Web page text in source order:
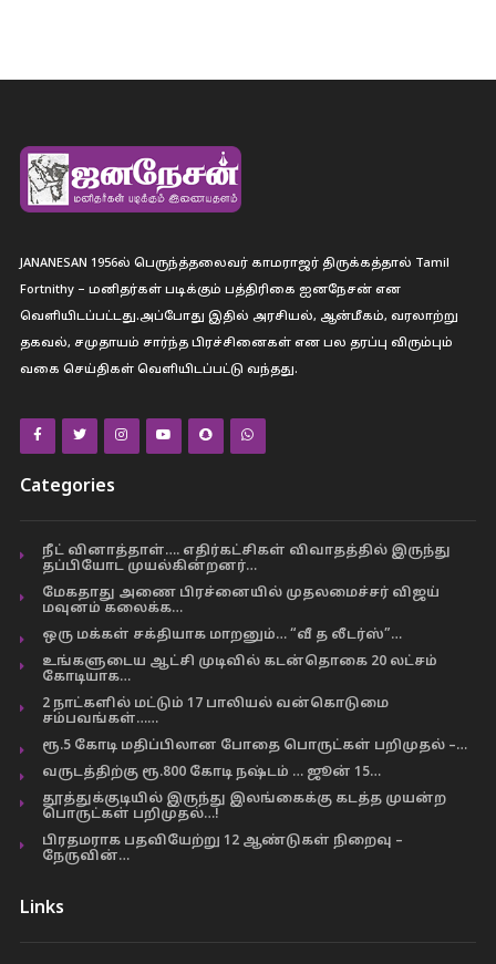
JANANESAN 1956ல் பெருந்த்தலைவர் காமராஜர் திருக்கத்தால் Tamil
Fortnithy – மனிதர்கள் படிக்கும் பத்திரிகை ஐனநேசன் என
வெளியிடப்பட்டது.அப்போது இதில் அரசியல், ஆன்மீகம், வரலாற்று
தகவல், சமுதாயம் சார்ந்த பிரச்சினைகள் என பல தரப்பு விரும்பும்
வகை செய்திகள் வெளியிடப்பட்டு வந்தது.
Categories
நீட் வினாத்தாள்…. எதிர்கட்சிகள் விவாதத்தில் இருந்து
தப்பியோட முயல்கின்றனர்…
மேகதாது அணை பிரச்னையில் முதலமைச்சர் விஜய்
மவுனம் கலைக்க…
ஒரு மக்கள் சக்தியாக மாறனும்… “வீ த லீடர்ஸ்”…
உங்களுடைய ஆட்சி முடிவில் கடன்தொகை 20 லட்சம்
கோடியாக…
2 நாட்களில் மட்டும் 17 பாலியல் வன்கொடுமை
சம்பவங்கள்……
ரூ.5 கோடி மதிப்பிலான போதை பொருட்கள் பறிமுதல் –…
வருடத்திற்கு ரூ.800 கோடி நஷ்டம் … ஜூன் 15…
தூத்துக்குடியில் இருந்து இலங்கைக்கு கடத்த முயன்ற
பொருட்கள் பறிமுதல்…!
பிரதமராக பதவியேற்று 12 ஆண்டுகள் நிறைவு –
நேருவின்…
Links